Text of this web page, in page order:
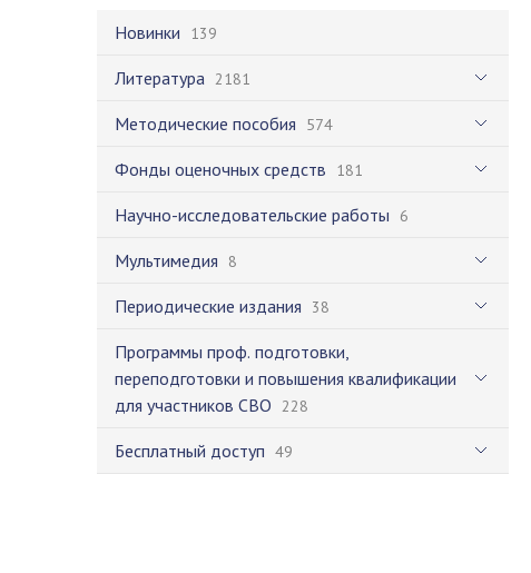
Новинки 139
Литература 2181
Методические пособия 574
Фонды оценочных средств 181
Научно-исследовательские работы 6
Мультимедия 8
Периодические издания 38
Программы проф. подготовки,
переподготовки и повышения квалификации
для участников СВО 228
Бесплатный доступ 49